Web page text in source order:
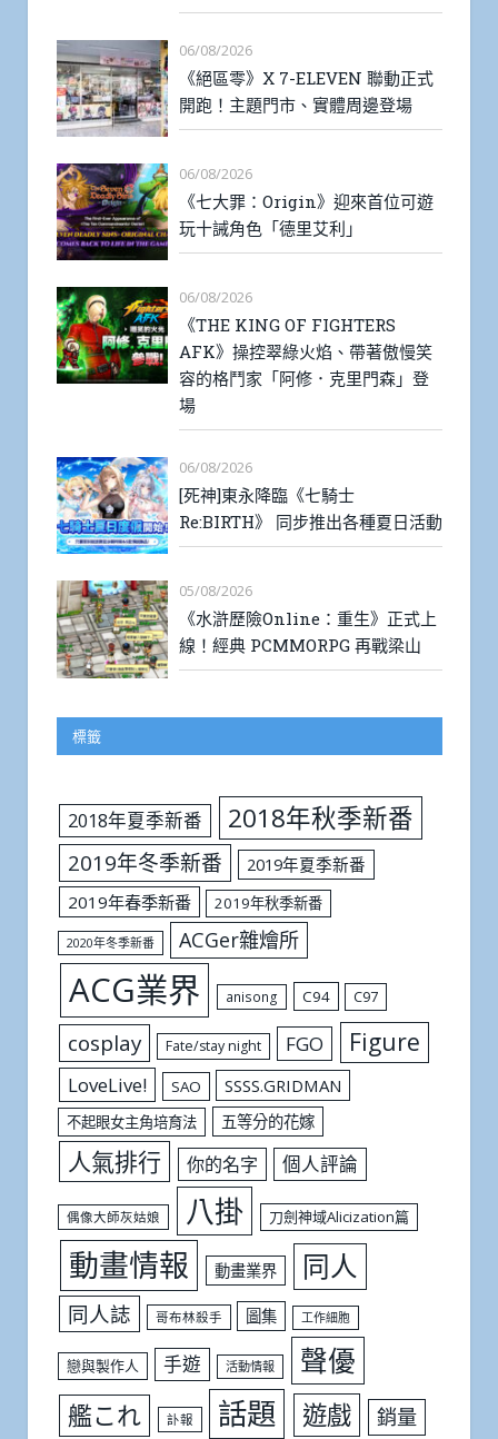
06/08/2026
《絕區零》X 7-ELEVEN 聯動正式
開跑！主題門市、實體周邊登場
06/08/2026
《七大罪：Origin》迎來首位可遊
玩十誡角色「德里艾利」
06/08/2026
《THE KING OF FIGHTERS
AFK》操控翠綠火焰、帶著傲慢笑
容的格鬥家「阿修．克里門森」登
場
06/08/2026
[死神]東永降臨《七騎士
Re:BIRTH》 同步推出各種夏日活動
05/08/2026
《水滸歷險Online：重生》正式上
線！經典 PCMMORPG 再戰梁山
標籤
2018年夏季新番 2018年秋季新番
2019年冬季新番
2019年夏季新番
2019年春季新番
2019年秋季新番
2020年冬季新番 ACGer雜燴所
ACG業界 anisong C94 C97
cosplay Fate/stay night FGO Figure
LoveLive! SAO SSSS.GRIDMAN
不起眼女主角培育法 五等分的花嫁
人氣排行 你的名字 個人評論
偶像大師灰姑娘 八掛 刀劍神域Alicization篇
動畫情報 動畫業界 同人
同人誌 哥布林殺手 圖集 工作細胞
戀與製作人 手遊 活動情報 聲優
艦これ 訃報 話題 遊戲 銷量